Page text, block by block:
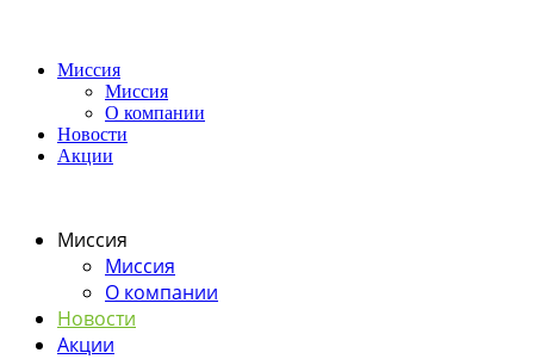
Миссия
Миссия
О компании
Новости
Акции
Миссия
Миссия
О компании
Новости
Акции